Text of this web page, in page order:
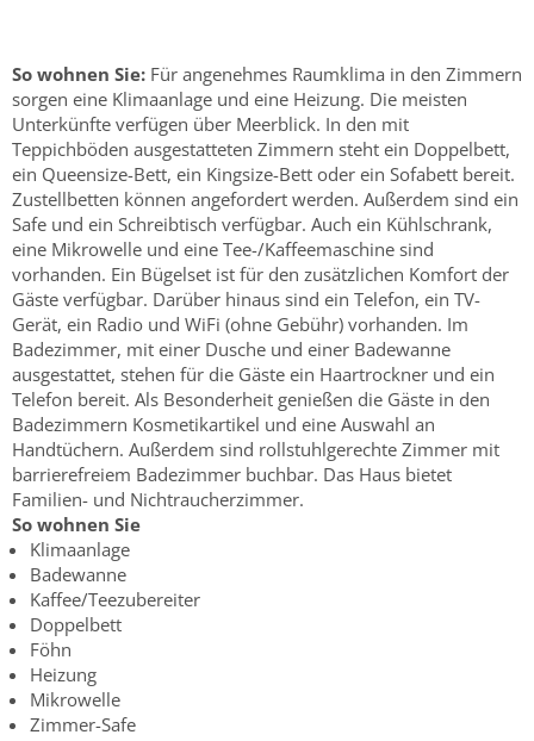
So wohnen Sie: Für angenehmes Raumklima in den Zimmern
sorgen eine Klimaanlage und eine Heizung. Die meisten
Unterkünfte verfügen über Meerblick. In den mit
Teppichböden ausgestatteten Zimmern steht ein Doppelbett,
ein Queensize-Bett, ein Kingsize-Bett oder ein Sofabett bereit.
Zustellbetten können angefordert werden. Außerdem sind ein
Safe und ein Schreibtisch verfügbar. Auch ein Kühlschrank,
eine Mikrowelle und eine Tee-/Kaffeemaschine sind
vorhanden. Ein Bügelset ist für den zusätzlichen Komfort der
Gäste verfügbar. Darüber hinaus sind ein Telefon, ein TV-
Gerät, ein Radio und WiFi (ohne Gebühr) vorhanden. Im
Badezimmer, mit einer Dusche und einer Badewanne
ausgestattet, stehen für die Gäste ein Haartrockner und ein
Telefon bereit. Als Besonderheit genießen die Gäste in den
Badezimmern Kosmetikartikel und eine Auswahl an
Handtüchern. Außerdem sind rollstuhlgerechte Zimmer mit
barrierefreiem Badezimmer buchbar. Das Haus bietet
Familien- und Nichtraucherzimmer.
So wohnen Sie
Klimaanlage
Badewanne
Kaffee/Teezubereiter
Doppelbett
Föhn
Heizung
Mikrowelle
Zimmer-Safe